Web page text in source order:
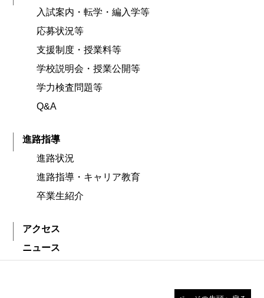
入試案内・転学・編入学等
応募状況等
支援制度・授業料等
学校説明会・授業公開等
学力検査問題等
Q&A
進路指導
進路状況
進路指導・キャリア教育
卒業生紹介
アクセス
ニュース